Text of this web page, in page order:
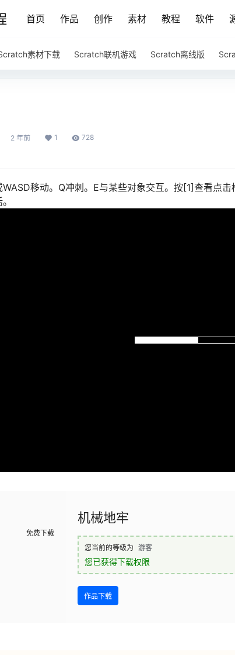
首页 作品 创作 素材 教程 软件
素材下载 Scratch联机游戏 Scratch离线版
2 年前 1 728
移动。Q冲刺。E与某些对象交互。按[1]查看点
免费下载
机械地牢
您当前的等级为 游客
您已获得下载权限
作品下载